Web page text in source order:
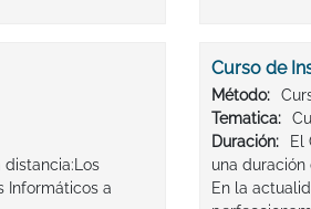
Informáticos a
Curso de
Método:
Tematica:
Duración:
El
una duración
En la